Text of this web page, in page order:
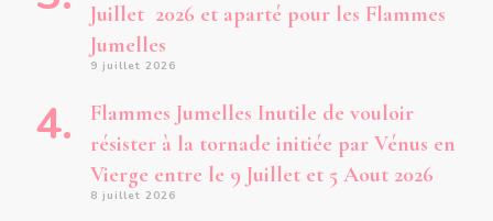
Juillet 2026 et aparté pour les Flammes
Jumelles
9 juillet 2026
Flammes Jumelles Inutile de vouloir
résister à la tornade initiée par Vénus en
Vierge entre le 9 Juillet et 5 Aout 2026
8 juillet 2026